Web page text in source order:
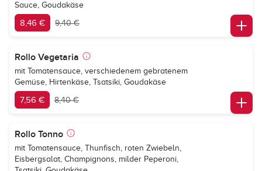
Sauce, Goudakäse
8,46 € 9,40 €
Rollo Vegetaria
mit Tomatensauce, verschiedenem gebratenem
Gemüse, Hirtenkäse, Tsatsiki, Goudakäse
7,56 € 8,40 €
Rollo Tonno
mit Tomatensauce, Thunfisch, roten Zwiebeln,
Eisbergsalat, Champignons, milder Peperoni,